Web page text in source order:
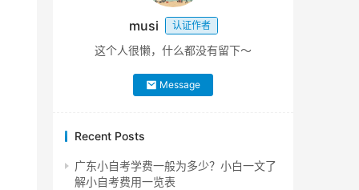
musi 认证作者
这个人很懒，什么都没有留下～
Message
Recent Posts
广东小自考学费一般为多少？小白一文了
解小自考费用一览表